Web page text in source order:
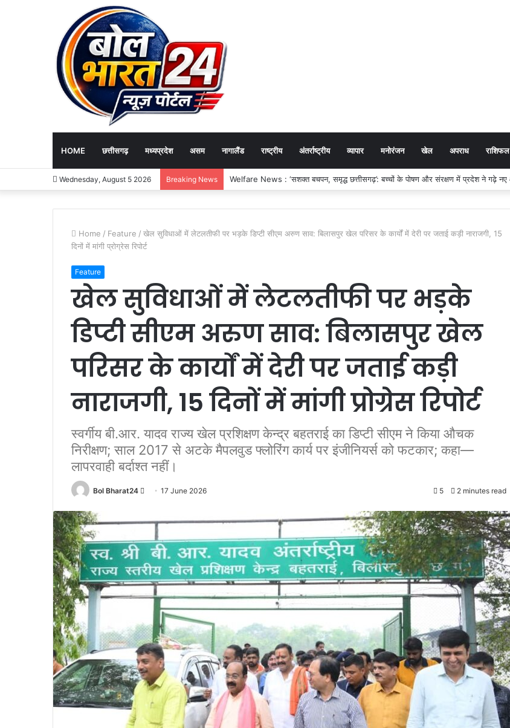
HOME छत्तीसगढ़ मध्यप्रदेश असम नागालैंड राष्ट्रीय अंतर्राष्ट्रीय व्यापार मनोरंजन खेल अपराध राशिफल
Wednesday, August 5 2026 Breaking News
Home / Feature / खेल सुविधाओं में लेटलतीफी पर भड़के डिप्टी सीएम अरुण साव: बिलासपुर खेल परिसर के कार्यों में देरी पर जताई कड़ी नाराजगी, 15
दिनों में मांगी प्रोग्रेस रिपोर्ट
Feature
खेल सुविधाओं में लेटलतीफी पर भड़के
डिप्टी सीएम अरुण साव: बिलासपुर खेल
परिसर के कार्यों में देरी पर जताई कड़ी
नाराजगी, 15 दिनों में मांगी प्रोग्रेस रिपोर्ट
स्वर्गीय बी.आर. यादव राज्य खेल प्रशिक्षण केन्द्र बहतराई का डिप्टी सीएम ने किया औचक
निरीक्षण; साल 2017 से अटके मैपलवुड फ्लोरिंग कार्य पर इंजीनियर्स को फटकार; कहा—
लापरवाही बर्दाश्त नहीं।
Bol Bharat24
Send
email
17 June 2026 5 2 minutes read